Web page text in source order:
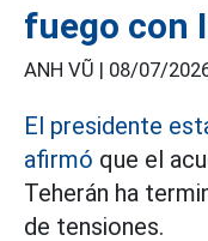
fuego con
ANH VŨ | 08/07/
El presidente
afirmó que el
Teherán ha
de tensiones.